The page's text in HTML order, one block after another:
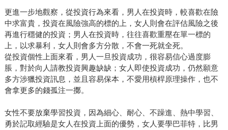
更進一步地觀察，從投資行為來看，男人在投資時，較喜歡在險
中求富貴，投資在風險強高的標的上，女人則會在評估風險之後
再進行穩健的投資；男人在投資時，往往喜歡重壓在單一標的
上，以求暴利，女人則會多方分散，不會一死就全死。
從投資個性上面來看，男人一旦投資成功，很容易信心過度膨
脹，對於向人請教投資興趣缺缺；女人即使投資成功，仍然願意
多方涉獵投資訊息，並且容易保本，不愛用槓桿原理操作，也不
會拿更多的錢孤注一擲。
女性不要放棄學習投資，因為細心、耐心、不躁進、熱中學習、
勇於記取經驗是女人在投資上面的優勢，女人要學巴菲特，比男